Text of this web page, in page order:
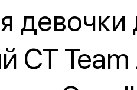
девочки
CT Team